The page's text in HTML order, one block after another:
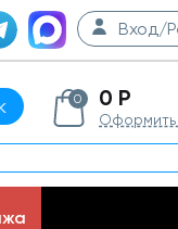
Вход/
0 0 Р
Оформить